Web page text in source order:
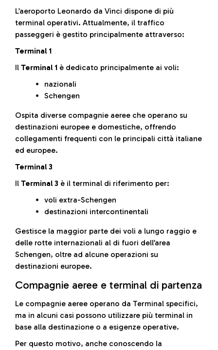
L’aeroporto Leonardo da Vinci dispone di più
terminal operativi. Attualmente, il traffico
passeggeri è gestito principalmente attraverso:
Terminal 1
Il Terminal 1 è dedicato principalmente ai voli:
nazionali
Schengen
Ospita diverse compagnie aeree che operano su
destinazioni europee e domestiche, offrendo
collegamenti frequenti con le principali città italiane
ed europee.
Terminal 3
Il Terminal 3 è il terminal di riferimento per:
voli extra-Schengen
destinazioni intercontinentali
Gestisce la maggior parte dei voli a lungo raggio e
delle rotte internazionali al di fuori dell’area
Schengen, oltre ad alcune operazioni su
destinazioni europee.
Compagnie aeree e terminal di partenza
Le compagnie aeree operano da Terminal specifici,
ma in alcuni casi possono utilizzare più terminal in
base alla destinazione o a esigenze operative.
Per questo motivo, anche conoscendo la